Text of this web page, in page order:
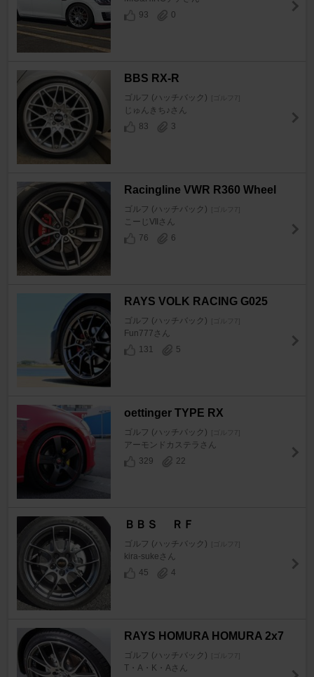
93
0
BBS RX-R
ゴルフ (ハッチバック) [ゴルフ7]
じゅんきち♪さん
83
3
Racingline VWR R360 Wheel
ゴルフ (ハッチバック) [ゴルフ7]
こーじⅦさん
76
6
RAYS VOLK RACING G025
ゴルフ (ハッチバック) [ゴルフ7]
Fun777さん
131
5
oettinger TYPE RX
ゴルフ (ハッチバック) [ゴルフ7]
アーモンドカステラさん
329
22
ＢＢＳ ＲＦ
ゴルフ (ハッチバック) [ゴルフ7]
kira-sukeさん
45
4
RAYS HOMURA HOMURA 2x7
ゴルフ (ハッチバック) [ゴルフ7]
T・A・K・Aさん